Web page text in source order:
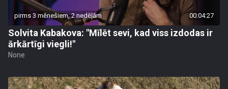
pirms 3 mēnešiem, 2 nedēļām 00:04:27
Solvita Kabakova: "Mīlēt sevi, kad viss izdodas ir
ārkārtīgi viegli!"
None